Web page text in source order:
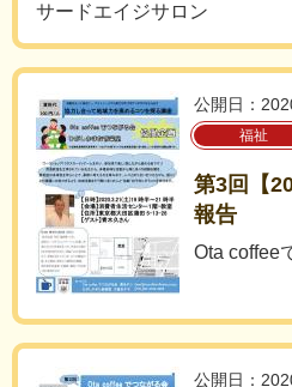
サードエイジサロン
公開日：
福祉
第3回【
報告
Ota coffee
公開日：